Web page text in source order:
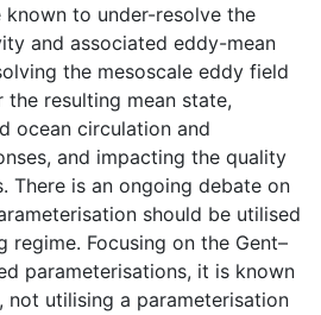
to under-resolve the
and associated eddy-mean
the mesoscale eddy field
the resulting mean state,
ocean circulation and
and impacting the quality
There is an ongoing debate on
should be utilised
Focusing on the Gent–
parameterisations, it is known
not utilising a parameterisation